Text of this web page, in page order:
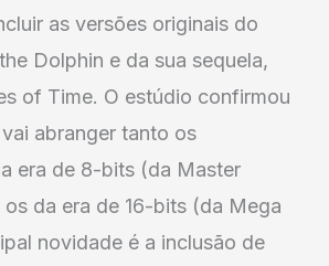
as versões originais do
Dolphin e da sua sequela,
of Time. O estúdio confirmou
abranger tanto os
era de 8-bits (da Master
da era de 16-bits (da Mega
novidade é a inclusão de